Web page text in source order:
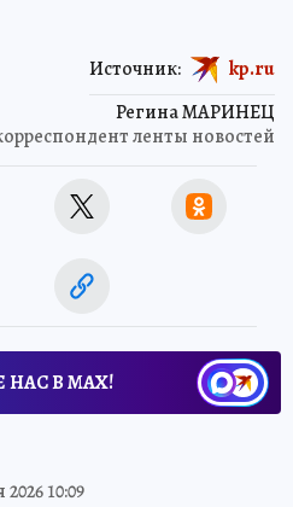
Регина МАРИНЕЦ
ленты новостей
Источник: kp.ru
НАС В МАХ!
10:09